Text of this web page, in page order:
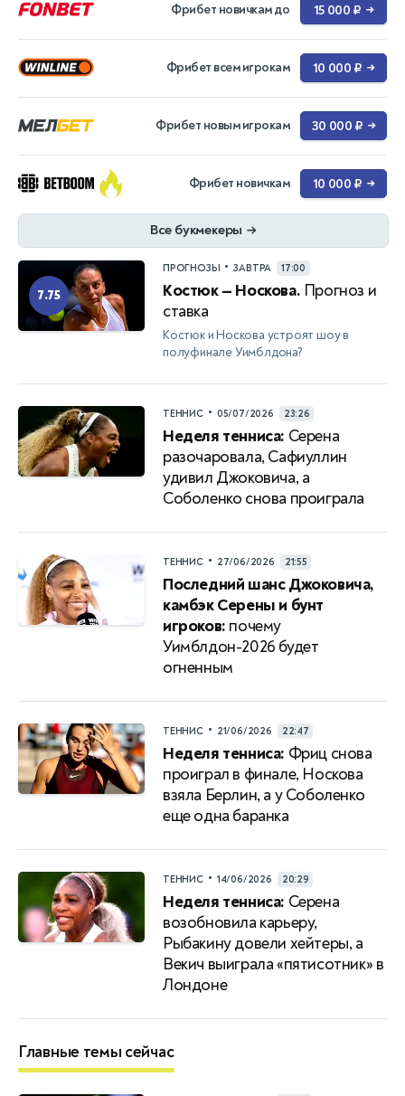
Фрибет новичкам до 15 000 ₽ →
Фрибет всем игрокам 10 000 ₽ →
Фрибет новым игрокам 30 000 ₽ →
Фрибет новичкам 10 000 ₽ →
Все букмекеры →
7.75
ПРОГНОЗЫ • ЗАВТРА 17:00
Костюк — Носкова. Прогноз и
ставка
Костюк и Носкова устроят шоу в
полуфинале Уимблдона?
ТЕННИС • 05/07/2026 23:26
Неделя тенниса: Серена
разочаровала, Сафиуллин
удивил Джоковича, а
Соболенко снова проиграла
ТЕННИС • 27/06/2026 21:55
Последний шанс Джоковича,
камбэк Серены и бунт
игроков: почему
Уимблдон-2026 будет
огненным
ТЕННИС • 21/06/2026 22:47
Неделя тенниса: Фриц снова
проиграл в финале, Носкова
взяла Берлин, а у Соболенко
еще одна баранка
ТЕННИС • 14/06/2026 20:29
Неделя тенниса: Серена
возобновила карьеру,
Рыбакину довели хейтеры, а
Векич выиграла «пятисотник» в
Лондоне
Главные темы сейчас